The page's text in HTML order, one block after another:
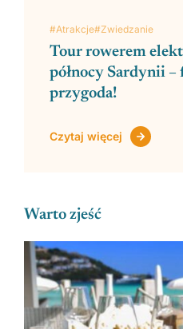
#Atrakcje#Zwiedzanie
Tour rowerem
północy Sardynii –
przygoda!
Czytaj więcej
Warto zjeść